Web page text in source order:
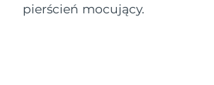
pierścień mocujący.